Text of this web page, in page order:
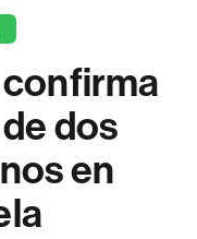
dos
en